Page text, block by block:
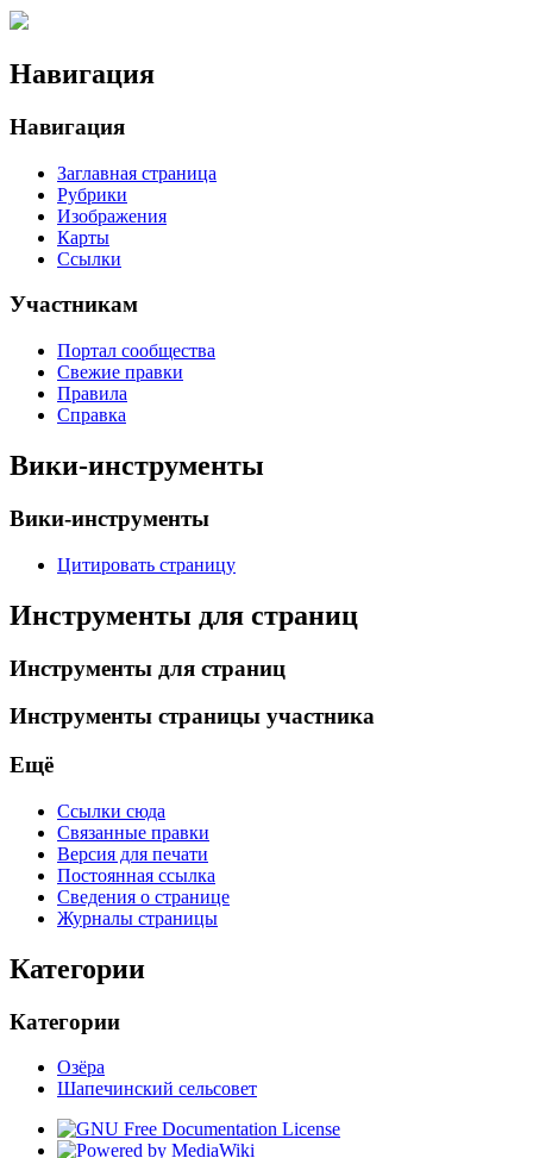
Навигация
Навигация
Заглавная страница
Рубрики
Изображения
Карты
Ссылки
Участникам
Портал сообщества
Свежие правки
Правила
Справка
Вики-инструменты
Вики-инструменты
Цитировать страницу
Инструменты для страниц
Инструменты для страниц
Инструменты страницы участника
Ещё
Ссылки сюда
Связанные правки
Версия для печати
Постоянная ссылка
Сведения о странице
Журналы страницы
Категории
Категории
Озёра
Шапечинский сельсовет